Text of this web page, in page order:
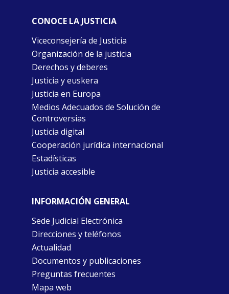
CONOCE LA JUSTICIA
Viceconsejería de Justicia
Organización de la justicia
Derechos y deberes
Justicia y euskera
Justicia en Europa
Medios Adecuados de Solución de
Controversias
Justicia digital
Cooperación jurídica internacional
Estadísticas
Justicia accesible
INFORMACIÓN GENERAL
Sede Judicial Electrónica
Direcciones y teléfonos
Actualidad
Documentos y publicaciones
Preguntas frecuentes
Mapa web